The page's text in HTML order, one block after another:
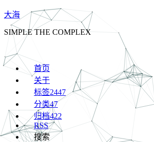
大海
SIMPLE THE COMPLEX
首页
关于
标签2447
分类47
归档422
RSS
搜索